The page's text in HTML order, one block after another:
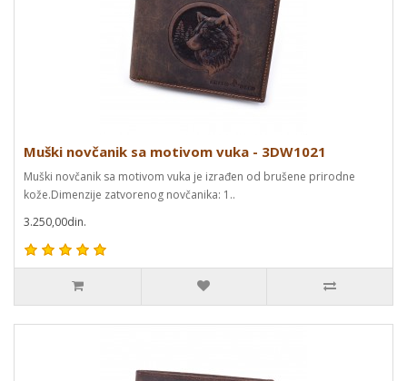
Muški novčanik sa motivom vuka - 3DW1021
Muški novčanik sa motivom vuka je izrađen od brušene prirodne
kože.Dimenzije zatvorenog novčanika: 1..
3.250,00din.